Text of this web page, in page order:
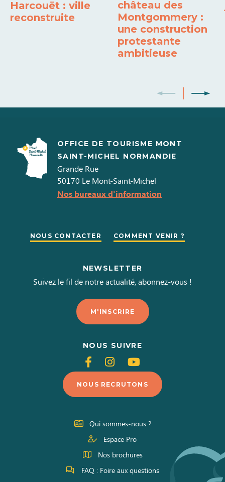
Harcouët : ville
reconstruite
château des
Montgommery :
une construction
protestante
ambitieuse
OFFICE DE TOURISME MONT
SAINT-MICHEL NORMANDIE
Grande Rue
50170 Le Mont-Saint-Michel
Nos bureaux d'information
NOUS CONTACTER COMMENT VENIR ?
NEWSLETTER
Suivez le fil de notre actualité, abonnez-vous !
M'INSCRIRE
NOUS SUIVRE
Suivez-
nous
sur
Facebook
Suivez-
nous
sur
Instagram
Suivez-
nous
sur
Youtube
NOUS RECRUTONS
Qui sommes-nous ?
Espace Pro
Nos brochures
FAQ : Foire aux questions